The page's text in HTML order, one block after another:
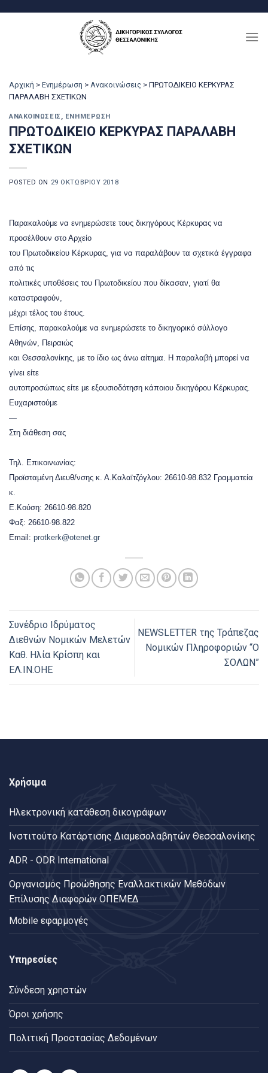
Αρχική > Ενημέρωση > Ανακοινώσεις > ΠΡΩΤΟΔΙΚΕΙΟ ΚΕΡΚΥΡΑΣ
ΠΑΡΑΛΑΒΗ ΣΧΕΤΙΚΩΝ
ΑΝΑΚΟΙΝΏΣΕΙΣ , ΕΝΗΜΈΡΩΣΗ
ΠΡΩΤΟΔΙΚΕΙΟ ΚΕΡΚΥΡΑΣ ΠΑΡΑΛΑΒΗ
ΣΧΕΤΙΚΩΝ
POSTED ON 29 ΟΚΤΩΒΡΊΟΥ 2018
Παρακαλούμε να ενημερώσετε τους δικηγόρους Κέρκυρας να
προσέλθουν στο Αρχείο
του Πρωτοδικείου Κέρκυρας, για να παραλάβουν τα σχετικά έγγραφα
από τις
πολιτικές υποθέσεις του Πρωτοδικείου που δίκασαν, γιατί θα
καταστραφούν,
μέχρι τέλος του έτους.
Επίσης, παρακαλούμε να ενημερώσετε το δικηγορικό σύλλογο
Αθηνών, Πειραιώς
και Θεσσαλονίκης, με το ίδιο ως άνω αίτημα. Η παραλαβή μπορεί να
γίνει είτε
αυτοπροσώπως είτε με εξουσιοδότηση κάποιου δικηγόρου Κέρκυρας.
Ευχαριστούμε
—
Στη διάθεση σας
Τηλ. Επικοινωνίας:
Προϊσταμένη Διευθ/νσης κ. Α.Καλαϊτζόγλου: 26610-98.832 Γραμματεία
κ.
Ε.Κούση: 26610-98.820
Φαξ: 26610-98.822
Email: protkerk@otenet.gr
Συνέδριο Ιδρύματος
Διεθνών Νομικών Μελετών
Καθ. Ηλία Κρίσπη και
ΕΛ.ΙΝ.ΟΗΕ
NEWSLETTER της Τράπεζας
Νομικών Πληροφοριών “Ο
ΣΟΛΩΝ”
Χρήσιμα
Ηλεκτρονική κατάθεση δικογράφων
Ινστιτούτο Κατάρτισης Διαμεσολαβητών Θεσσαλονίκης
ADR - ODR International
Oργανισμός Προώθησης Εναλλακτικών Μεθόδων
Επίλυσης Διαφορών ΟΠΕΜΕΔ
Mobile εφαρμογές
Υπηρεσίες
Σύνδεση χρηστών
Όροι χρήσης
Πολιτική Προστασίας Δεδομένων